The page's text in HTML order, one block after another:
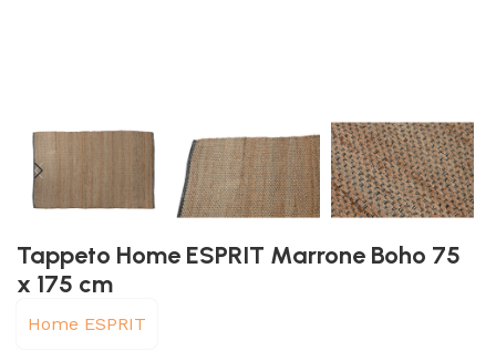
Tappeto Home ESPRIT Marrone Boho 75
x 175 cm
Home ESPRIT